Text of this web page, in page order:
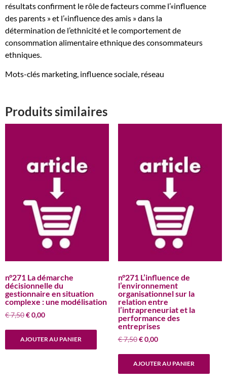
consommation
résultats confirment le rôle de facteurs comme l’«influence
des parents » et l’«influence des amis » dans la
détermination de l’ethnicité et le comportement de
consommation alimentaire ethnique des consommateurs
ethniques.
Mots-clés marketing, influence sociale, réseau
Produits similaires
n°271 La démarche
décisionnelle du
gestionnaire en situation
complexe : une modélisation
€7,50Le
€0,00Le
AJOUTER AU PANIER
n°271 L’influence de
l’environnement
organisationnel sur la
relation entre
l’intrapreneuriat et la
performance des
entreprises
€7,50 Le
€0,00Le
AJOUTER AU PANIER